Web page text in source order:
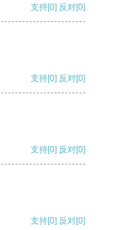
支持[0] 反对[0]
支持[0] 反对[0]
支持[0] 反对[0]
支持[0] 反对[0]